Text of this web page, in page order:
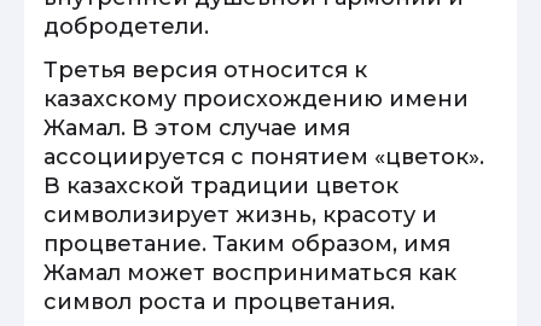
добродетели.
Третья версия относится к
казахскому происхождению имени
Жамал. В этом случае имя
ассоциируется с понятием «цветок».
В казахской традиции цветок
символизирует жизнь, красоту и
процветание. Таким образом, имя
Жамал может восприниматься как
символ роста и процветания.